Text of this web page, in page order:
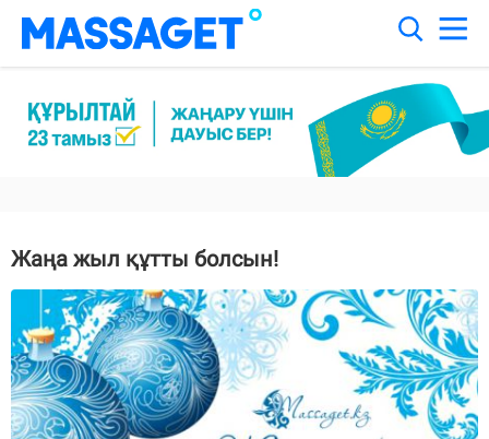
Жаңа жыл құтты болсын!